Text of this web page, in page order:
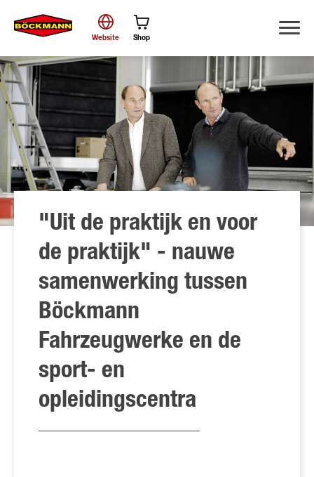
Zoek
Website Shop
"Uit de praktijk en voor
de praktijk" - nauwe
samenwerking tussen
Böckmann
Fahrzeugwerke en de
sport- en
opleidingscentra